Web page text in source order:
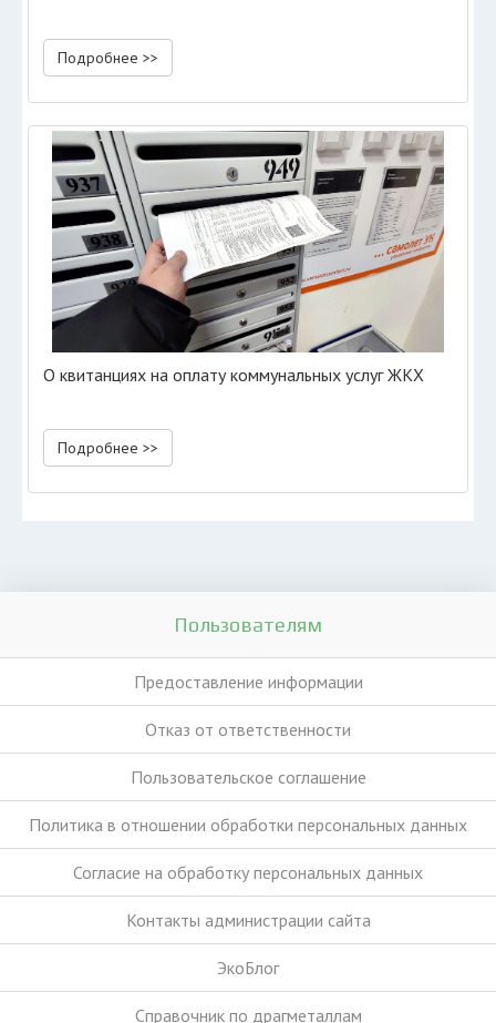
Подробнее >>
О квитанциях на оплату коммунальных услуг ЖКХ
Подробнее >>
Пользователям
Предоставление информации
Отказ от ответственности
Пользовательское соглашение
Политика в отношении обработки персональных данных
Согласие на обработку персональных данных
Контакты администрации сайта
ЭкоБлог
Справочник по драгметаллам